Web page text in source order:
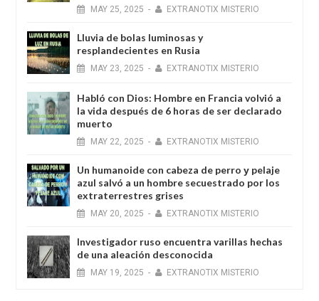
MAY 25, 2025 - EXTRANOTIX MISTERIO
Lluvia de bolas luminosas y
resplandecientes en Rusia
MAY 23, 2025 - EXTRANOTIX MISTERIO
Habló con Dios: Hombre en Francia volvió a
la vida después de 6 horas de ser declarado
muerto
MAY 22, 2025 - EXTRANOTIX MISTERIO
Un humanoide con cabeza de perro у pelaje
azul salvó a un hombre secuestrado por los
extraterrestres grises
MAY 20, 2025 - EXTRANOTIX MISTERIO
Investigador ruso encuentra varillas hechas
de una aleación desconocida
MAY 19, 2025 - EXTRANOTIX MISTERIO